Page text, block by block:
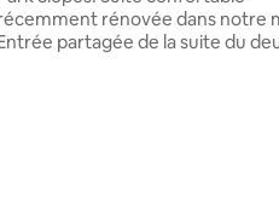
sur la base de 30
rénovée dans notre
partagée de la suite du